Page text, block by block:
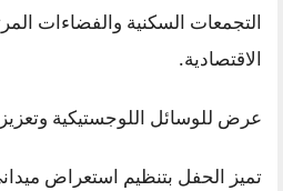
التجمعات السكنية والفضاءات
الاقتصادية.
عرض للوسائل اللوجستيكية
تميز الحفل بتنظيم استعراض